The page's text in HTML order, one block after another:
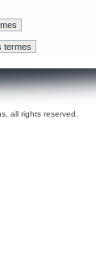
all rights reserved.